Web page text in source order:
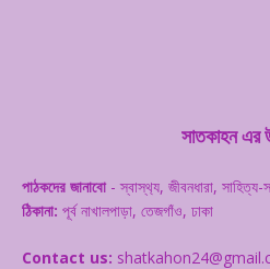
সাতকাহন এর
পাঠকদের জানাবো - স্বাস্থ‌্য, জীবনধারা, সাহিত্য-
ঠিকানা: পূর্ব নাখালপাড়া, তেজগাঁও, ঢাকা
Contact us: